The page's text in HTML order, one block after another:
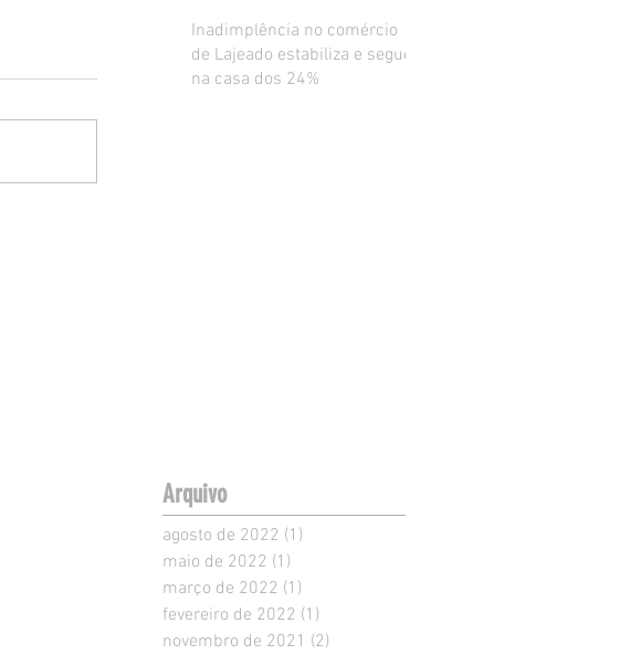
Inadimplência no comércio
de Lajeado estabiliza e segue
na casa dos 24%
Arquivo
agosto de 2022 (1)
maio de 2022 (1)
março de 2022 (1)
fevereiro de 2022 (1)
novembro de 2021 (2)